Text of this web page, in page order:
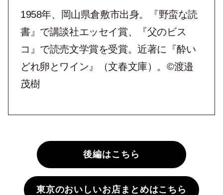
1958年、岡山県倉敷市出身。『野蛮な読
書』で講談社エッセイ賞、『父のビス
コ』で読売文学賞を受賞。近著に『酔い
どれ卵とワイン』（文春文庫）。©渡邉
茂樹
後編はこちら
東京のおいしいお店まとめはこちら